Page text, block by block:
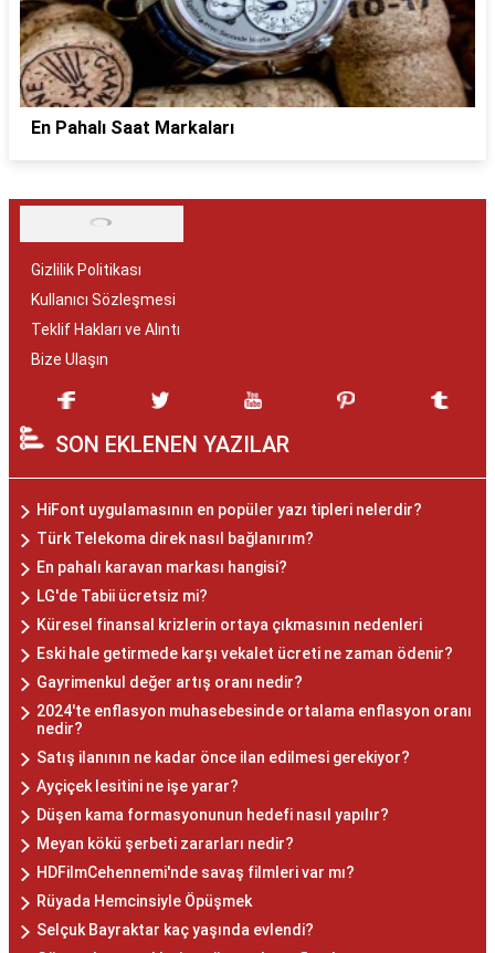
En Pahalı Saat Markaları
Gizlilik Politikası
Kullanıcı Sözleşmesi
Teklif Hakları ve Alıntı
Bize Ulaşın
SON EKLENEN YAZILAR
HiFont uygulamasının en popüler yazı tipleri nelerdir?
Türk Telekoma direk nasıl bağlanırım?
En pahalı karavan markası hangisi?
LG'de Tabii ücretsiz mi?
Küresel finansal krizlerin ortaya çıkmasının nedenleri
Eski hale getirmede karşı vekalet ücreti ne zaman ödenir?
Gayrimenkul değer artış oranı nedir?
2024'te enflasyon muhasebesinde ortalama enflasyon oranı
nedir?
Satış ilanının ne kadar önce ilan edilmesi gerekiyor?
Ayçiçek lesitini ne işe yarar?
Düşen kama formasyonunun hedefi nasıl yapılır?
Meyan kökü şerbeti zararları nedir?
HDFilmCehennemi'nde savaş filmleri var mı?
Rüyada Hemcinsiyle Öpüşmek
Selçuk Bayraktar kaç yaşında evlendi?